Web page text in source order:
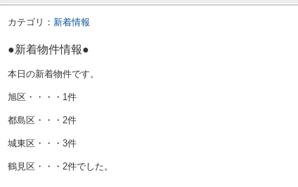
カテゴリ： 新着情報
●新着物件情報●
本日の新着物件です。
旭区・・・・1件
都島区・・・2件
城東区・・・3件
鶴見区・・・2件でした。